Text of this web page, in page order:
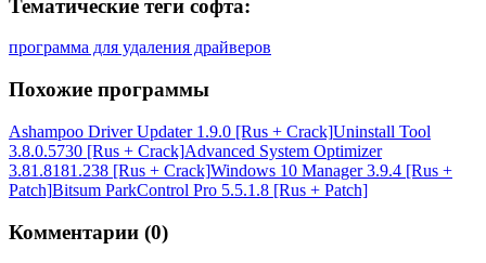
Тематические теги софта:
программа для удаления драйверов
Похожие программы
Ashampoo Driver Updater 1.9.0 [Rus + Crack]Uninstall Tool
3.8.0.5730 [Rus + Crack]Advanced System Optimizer
3.81.8181.238 [Rus + Crack]Windows 10 Manager 3.9.4 [Rus +
Patch]Bitsum ParkControl Pro 5.5.1.8 [Rus + Patch]
Комментарии (0)